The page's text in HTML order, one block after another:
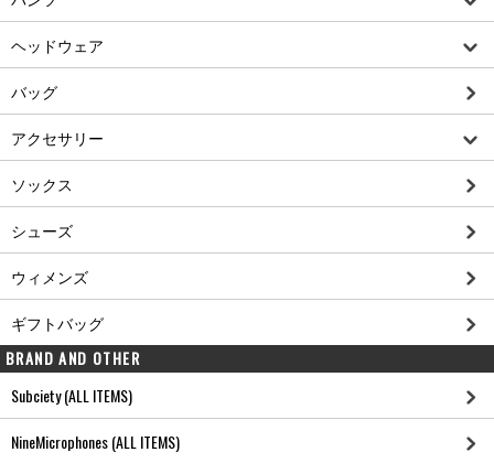
ヘッドウェア
バッグ
アクセサリー
ソックス
シューズ
ウィメンズ
ギフトバッグ
BRAND AND OTHER
Subciety (ALL ITEMS)
NineMicrophones (ALL ITEMS)